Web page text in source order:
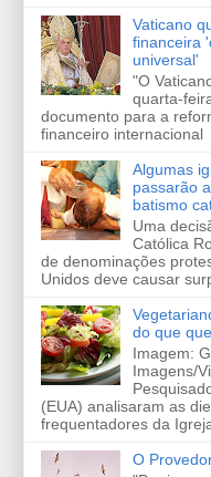
Vaticano
financeira
universal'
"O
quarta-
documento para a
financeiro internacional
Algumas
passarão
batismo
Uma
Católica
de denominações
Unidos deve causar
do que
Imagem:
Imagens/
(EUA) analisaram as
frequentadores da
O